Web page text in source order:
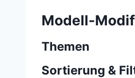
Modell-
Themen
Sortierung &